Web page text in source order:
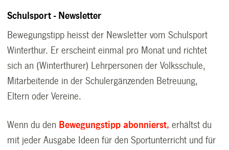
Schulsport - Newsletter
Bewegungstipp heisst der Newsletter vom Schulsport
Winterthur. Er erscheint einmal pro Monat und richtet
sich an (Winterthurer) Lehrpersonen der Volksschule,
Mitarbeitende in der Schulergänzenden Betreuung,
Eltern oder Vereine.
Wenn du den Bewegungstipp abonnierst,erhältst du
mit jeder Ausgabe Ideen für den Sportunterricht und für